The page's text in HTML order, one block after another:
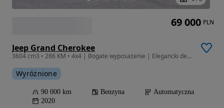
Jeep Grand Cherokee
3604 cm3 • 286 KM • 4x4 | Bogate wyposażenie | Elegancki design
Wyróżnione
90 000 km Benzyna
Automatyczna
2020
69 000 PLN